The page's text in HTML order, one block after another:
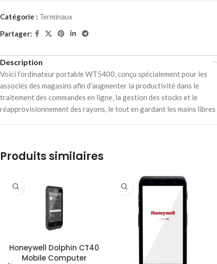
Catégorie : Terminaux
Partager:
Description
Voici l’ordinateur portable WT5400, conçu spécialement pour les
associés des magasins afin d’augmenter la productivité dans le
traitement des commandes en ligne, la gestion des stocks et le
réapprovisionnement des rayons, le tout en gardant les mains libres
Produits similaires
Honeywell Dolphin CT40
Mobile Computer